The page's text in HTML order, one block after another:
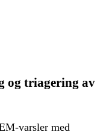
og triagering av
varsler med